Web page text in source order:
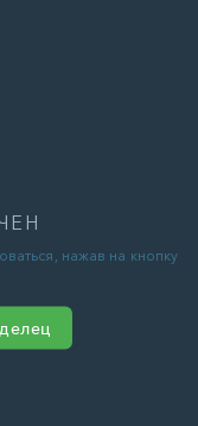
нажав на кнопку